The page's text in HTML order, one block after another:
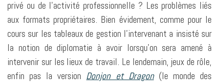
privé ou de l’activité professionnelle ? Les problèmes liés
aux formats propriétaires. Bien évidement, comme pour le
cours sur les tableaux de gestion l’intervenant a insisté sur
la notion de diplomatie à avoir lorsqu’on sera amené à
intervenir sur les lieux de travail. Le lendemain, jeux de rôle,
enfin pas la version Donjon et Dragon (le monde des